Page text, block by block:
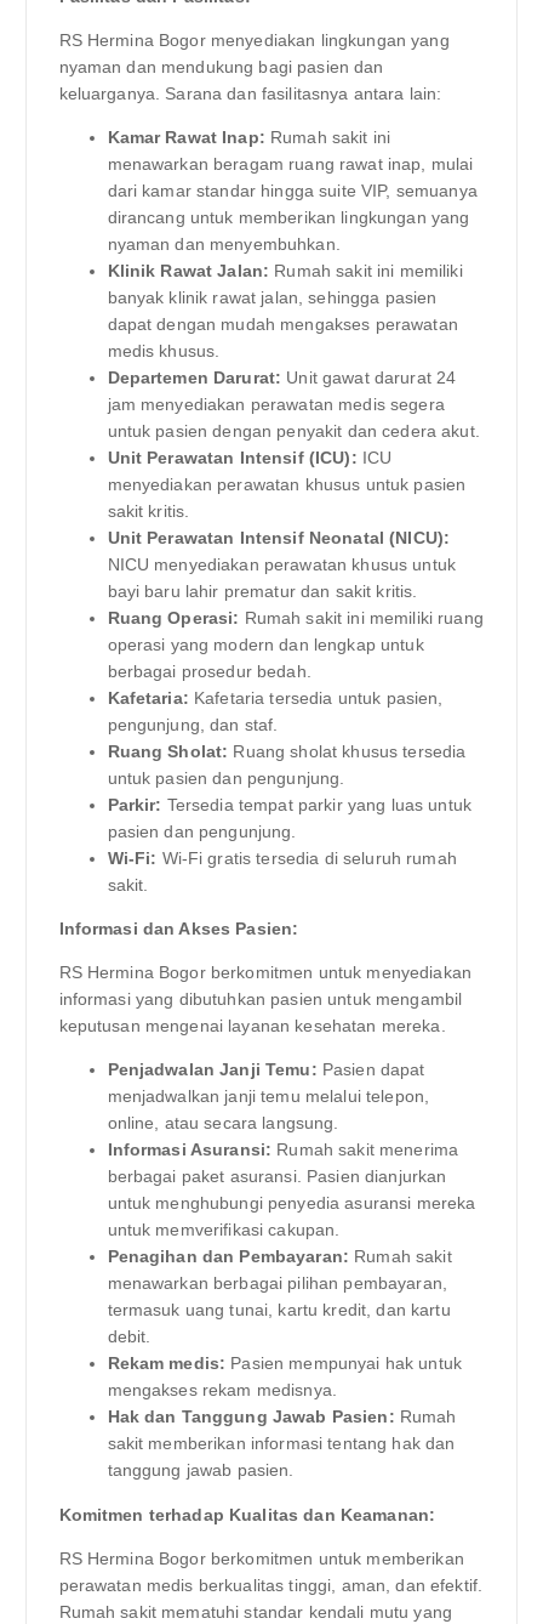
RS Hermina Bogor menyediakan lingkungan yang
nyaman dan mendukung bagi pasien dan
keluarganya. Sarana dan fasilitasnya antara lain:
Kamar Rawat Inap: Rumah sakit ini
menawarkan beragam ruang rawat inap, mulai
dari kamar standar hingga suite VIP, semuanya
dirancang untuk memberikan lingkungan yang
nyaman dan menyembuhkan.
Klinik Rawat Jalan: Rumah sakit ini memiliki
banyak klinik rawat jalan, sehingga pasien
dapat dengan mudah mengakses perawatan
medis khusus.
Departemen Darurat: Unit gawat darurat 24
jam menyediakan perawatan medis segera
untuk pasien dengan penyakit dan cedera akut.
Unit Perawatan Intensif (ICU): ICU
menyediakan perawatan khusus untuk pasien
sakit kritis.
Unit Perawatan Intensif Neonatal (NICU):
NICU menyediakan perawatan khusus untuk
bayi baru lahir prematur dan sakit kritis.
Ruang Operasi: Rumah sakit ini memiliki ruang
operasi yang modern dan lengkap untuk
berbagai prosedur bedah.
Kafetaria: Kafetaria tersedia untuk pasien,
pengunjung, dan staf.
Ruang Sholat: Ruang sholat khusus tersedia
untuk pasien dan pengunjung.
Parkir: Tersedia tempat parkir yang luas untuk
pasien dan pengunjung.
Wi-Fi: Wi-Fi gratis tersedia di seluruh rumah
sakit.
Informasi dan Akses Pasien:
RS Hermina Bogor berkomitmen untuk menyediakan
informasi yang dibutuhkan pasien untuk mengambil
keputusan mengenai layanan kesehatan mereka.
Penjadwalan Janji Temu: Pasien dapat
menjadwalkan janji temu melalui telepon,
online, atau secara langsung.
Informasi Asuransi: Rumah sakit menerima
berbagai paket asuransi. Pasien dianjurkan
untuk menghubungi penyedia asuransi mereka
untuk memverifikasi cakupan.
Penagihan dan Pembayaran: Rumah sakit
menawarkan berbagai pilihan pembayaran,
termasuk uang tunai, kartu kredit, dan kartu
debit.
Rekam medis: Pasien mempunyai hak untuk
mengakses rekam medisnya.
Hak dan Tanggung Jawab Pasien: Rumah
sakit memberikan informasi tentang hak dan
tanggung jawab pasien.
Komitmen terhadap Kualitas dan Keamanan:
RS Hermina Bogor berkomitmen untuk memberikan
perawatan medis berkualitas tinggi, aman, dan efektif.
Rumah sakit mematuhi standar kendali mutu yang